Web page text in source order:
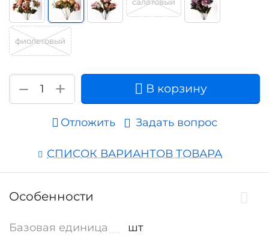
фиолетовый
+
− В корзину
Отложить Задать вопрос
СПИСОК ВАРИАНТОВ ТОВАРА
Особенности
Базовая единица шт